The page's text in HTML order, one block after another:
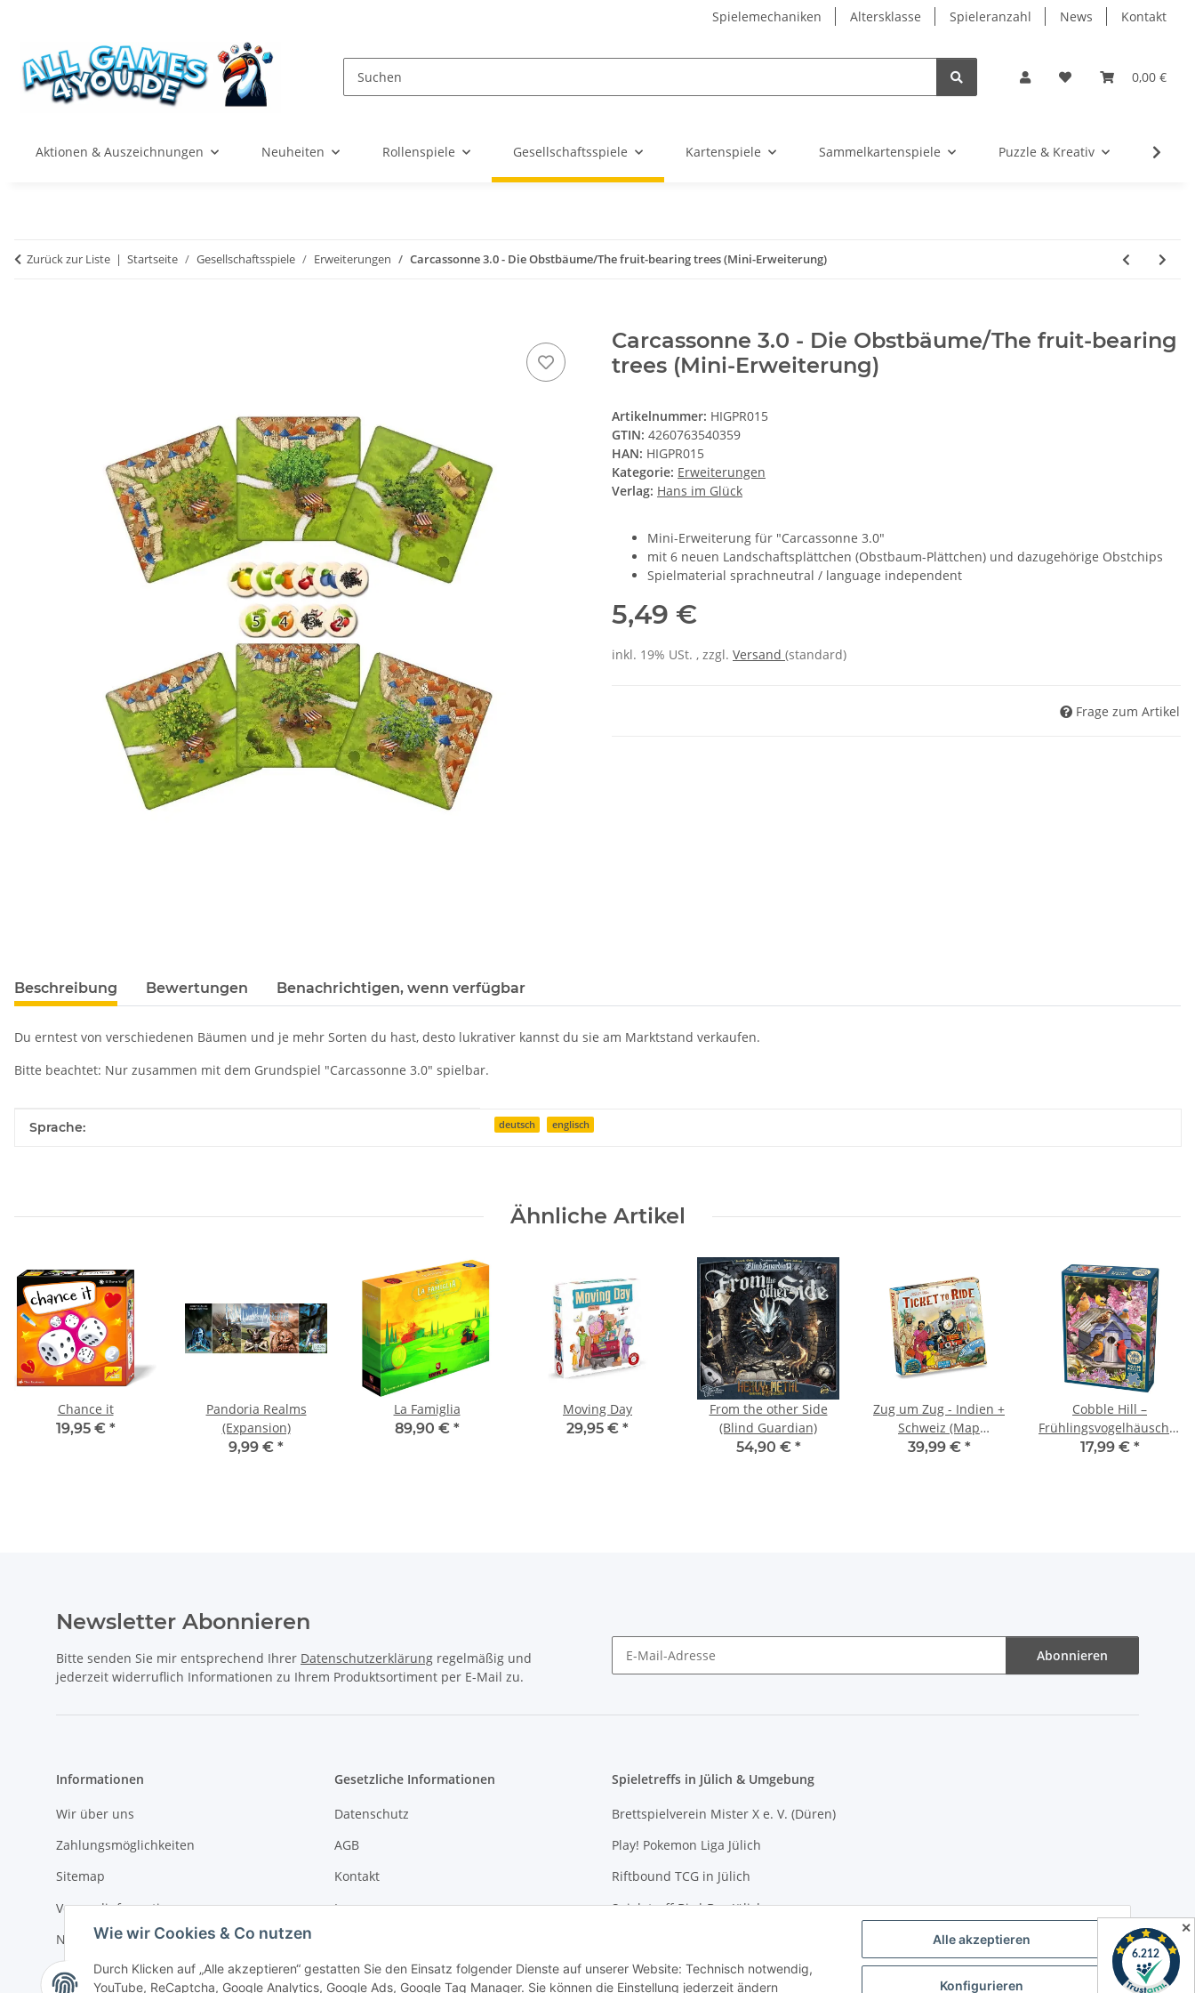
Alle akzeptieren
Konfigurieren
Wie wir Cookies & Co nutzen
Durch Klicken auf „Alle akzeptieren“ gestatten Sie den Einsatz folgender Dienste auf unserer Website: Technisch notwendig,
YouTube, ReCaptcha, Google Analytics, Google Ads, Google Tag Manager. Sie können die Einstellung jederzeit ändern
Spielemechaniken Altersklasse Spieleranzahl News Kontakt
0,00 €
Aktionen & Auszeichnungen Neuheiten Rollenspiele Gesellschaftsspiele Kartenspiele Sammelkartenspiele Puzzle & Kreativ
Zurück zur Liste Startseite Gesellschaftsspiele Erweiterungen Carcassonne 3.0 - Die Obstbäume/The fruit-bearing trees (Mini-Erweiterung)
Carcassonne 3.0 - Die Obstbäume/The fruit-bearing
trees (Mini-Erweiterung)
Artikelnummer: HIGPR015
GTIN: 4260763540359
HAN: HIGPR015
Kategorie: Erweiterungen
Verlag: Hans im Glück
Mini-Erweiterung für "Carcassonne 3.0"
mit 6 neuen Landschaftsplättchen (Obstbaum-Plättchen) und dazugehörige Obstchips
Spielmaterial sprachneutral / language independent
5,49 €
inkl. 19% USt. , zzgl. Versand (standard)
Frage zum Artikel
Beschreibung Bewertungen Benachrichtigen, wenn verfügbar
Du erntest von verschiedenen Bäumen und je mehr Sorten du hast, desto lukrativer kannst du sie am Marktstand verkaufen.
​Bitte beachtet: Nur zusammen mit dem Grundspiel "Carcassonne 3.0" spielbar.
Produkteigenschaft
Wert
Sprache: deutsch englisch
Ähnliche Artikel
Chance it
19,95 € *
Pandoria Realms
(Expansion)
9,99 € *
La Famiglia
89,90 € *
Moving Day
29,95 € *
From the other Side
(Blind Guardian)
54,90 € *
Zug um Zug - Indien +
Schweiz (Map
Collection 2)
39,99 € *
Cobble Hill –
Frühlingsvogelhäuschen
– 500 Teile
17,99 € *
Newsletter Abonnieren
Bitte senden Sie mir entsprechend Ihrer Datenschutzerklärung regelmäßig und
jederzeit widerruflich Informationen zu Ihrem Produktsortiment per E-Mail zu.
Abonnieren
Informationen
Wir über uns
Zahlungsmöglichkeiten
Sitemap
Versandinformationen
Newsletter
Gesetzliche Informationen
Datenschutz
AGB
Kontakt
Impressum
Spieletreffs in Jülich & Umgebung
Brettspielverein Mister X e. V. (Düren)
Play! Pokemon Liga Jülich
Riftbound TCG in Jülich
Spieletreff Bird-Box Jülich
Mittwochs-Spielen bei Allgames4you
✕